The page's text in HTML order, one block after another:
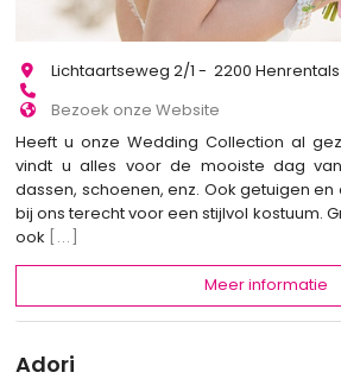
Lichtaartseweg 2/1 - 2200 Henrentals
Bezoek onze Website
Heeft u onze Wedding Collection al
vindt u alles voor de mooiste dag
dassen, schoenen, enz. Ook getuigen
bij ons terecht voor een stijlvol kostuum.
ook [...]
Meer informatie
Adori